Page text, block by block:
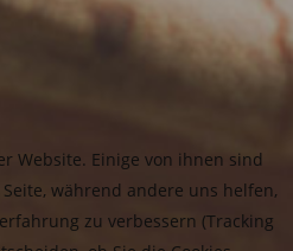
Website. Einige von ihnen sind
während andere uns helfen,
zu verbessern (Tracking